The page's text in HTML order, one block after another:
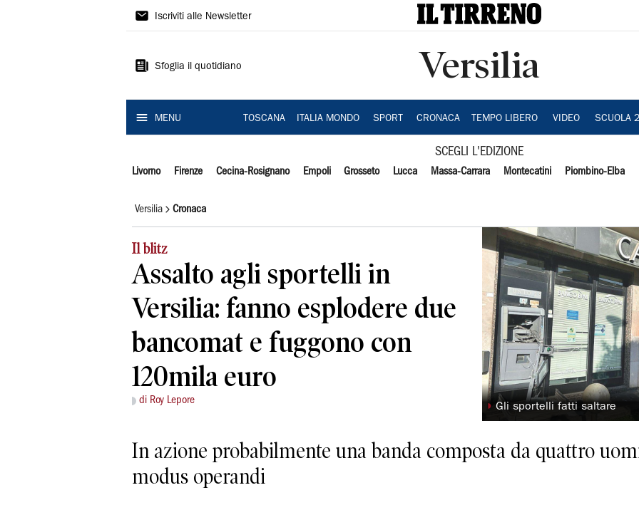
Il
Iscriviti alle Newsletter
Sfoglia il quotidiano Versilia
MENU TOSCANA ITALIA MONDO SPORT CRONACA TEMPO LIBERO VIDEO SCUOLA
SCEGLI L'EDIZIONE
Livorno Firenze Cecina-Rosignano Empoli Grosseto Lucca Massa-Carrara Montecatini Piombino-Elba
Versilia Cronaca
Il blitz
Assalto agli sportelli in
Versilia: fanno esplodere due
bancomat e fuggono con
120mila euro
di Roy Lepore
◗ Gli sportelli fatti saltare
In azione probabilmente una banda composta da quattro
modus operandi